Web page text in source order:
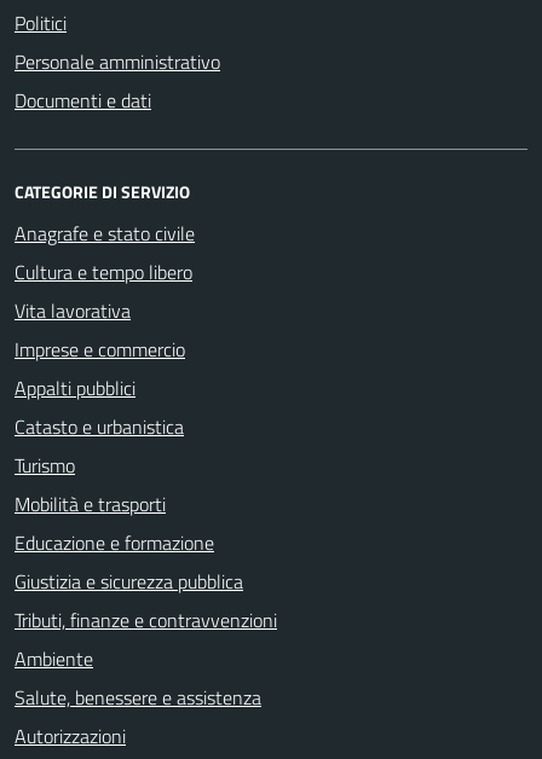
Politici
Personale amministrativo
Documenti e dati
CATEGORIE DI SERVIZIO
Anagrafe e stato civile
Cultura e tempo libero
Vita lavorativa
Imprese e commercio
Appalti pubblici
Catasto e urbanistica
Turismo
Mobilità e trasporti
Educazione e formazione
Giustizia e sicurezza pubblica
Tributi, finanze e contravvenzioni
Ambiente
Salute, benessere e assistenza
Autorizzazioni